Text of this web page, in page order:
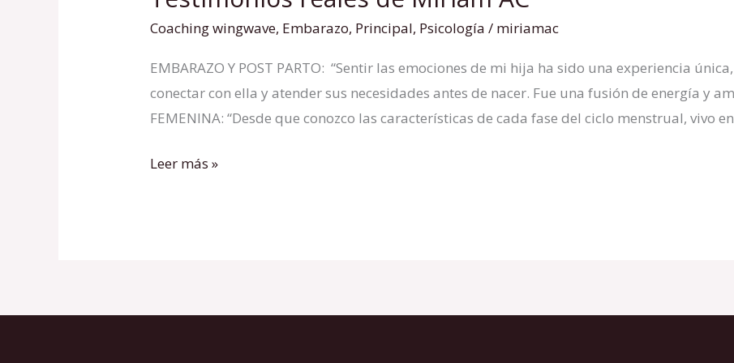
Coaching wingwave, Embarazo, Principal, Psicología / miriamac
EMBARAZO Y POST PARTO: “Sentir las emociones de mi hija ha sido una experiencia
conectar con ella y atender sus necesidades antes de nacer. Fue una fusión de energía y
FEMENINA: “Desde que conozco las características de cada fase del ciclo menstrual, vivo
reales
Miriam
AC
Leer más »